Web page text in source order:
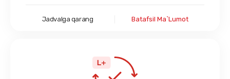
Jadvalga qarang Batafsil Ma`lumot